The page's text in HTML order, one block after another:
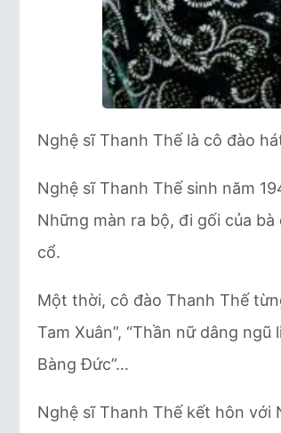
Nghệ sĩ Thanh Thế là cô đào
Nghệ sĩ Thanh Thế sinh năm
Những màn ra bộ, đi gối của
cổ.
Một thời, cô đào Thanh Thế
Tam Xuân”, “Thần nữ dâng ngũ
Bàng Đức”…
Nghệ sĩ Thanh Thế kết hôn với